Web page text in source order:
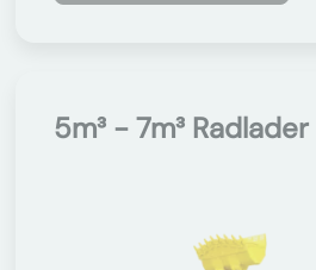
5m³ - 7m³ Radlader